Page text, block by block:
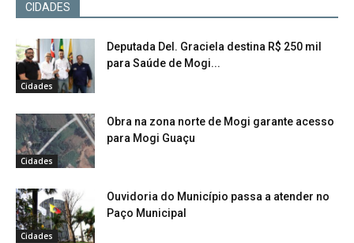
CIDADES
Cidades
Deputada Del. Graciela destina R$ 250 mil
para Saúde de Mogi...
Cidades
Obra na zona norte de Mogi garante acesso
para Mogi Guaçu
Cidades
Ouvidoria do Município passa a atender no
Paço Municipal